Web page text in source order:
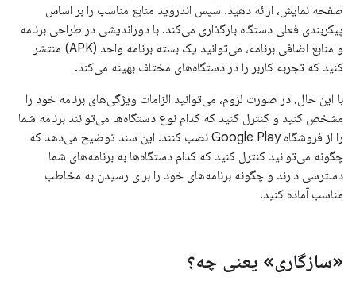
صفحه نمایش، ارائه دهید. سپس اندروید منابع مناسب را بر اساس
پیکربندی فعلی دستگاه بارگذاری می‌کند. با دوراندیشی در طراحی برنامه
و منابع اضافی برنامه، می‌توانید یک بسته برنامه واحد (APK) منتشر
کنید که تجربه کاربر را در دستگاه‌های مختلف بهینه می‌کند.
با این حال، در صورت لزوم، می‌توانید الزامات ویژگی‌های برنامه خود را
مشخص کنید و کنترل کنید که کدام نوع دستگاه‌ها می‌توانند برنامه شما
را از فروشگاه Google Play نصب کنند. این سند توضیح می‌دهد که
چگونه می‌توانید کنترل کنید که کدام دستگاه‌ها به برنامه‌های شما
دسترسی دارند و چگونه برنامه‌های خود را برای رسیدن به مخاطب
مناسب آماده کنید.
«سازگاری» یعنی چه؟